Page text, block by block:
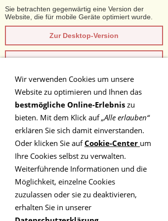
Sie betrachten gegenwärtig eine Version der
Website, die für mobile Geräte optimiert wurde.
Zur Desktop-Version
Hinweis nicht mehr anzeigen
Navigation einblenden
PLZ-Gebiet 4
ILP - Master in der Schweiz
im Postleitzahlenbereich 4
Wir verwenden Cookies um unsere
Website zu optimieren und Ihnen das
bestmögliche Online-Erlebnis zu
bieten. Mit dem Klick auf„Alle erlauben“
erklären Sie sich damit einverstanden.
Oder klicken Sie aufCookie-Center um
Ihre Cookies selbst zu verwalten.
Weiterführende Informationen und die
Möglichkeit, einzelne Cookies
zuzulassen oder sie zu deaktivieren,
erhalten Sie in unserer